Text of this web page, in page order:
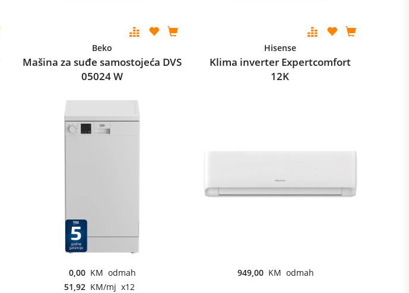
Beko
Mašina za suđe samostojeća DVS
05024 W
0,00 KM odmah
51,92 KM/mj x12
Hisense
Klima inverter Expertcomfort
12K
949,00 KM odmah